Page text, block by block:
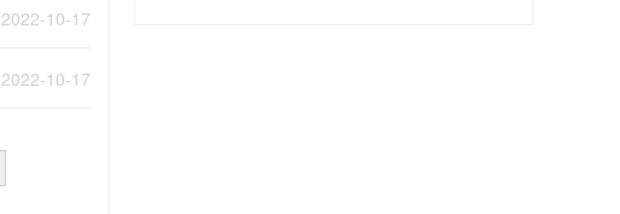
2022-10-17
2022-10-17